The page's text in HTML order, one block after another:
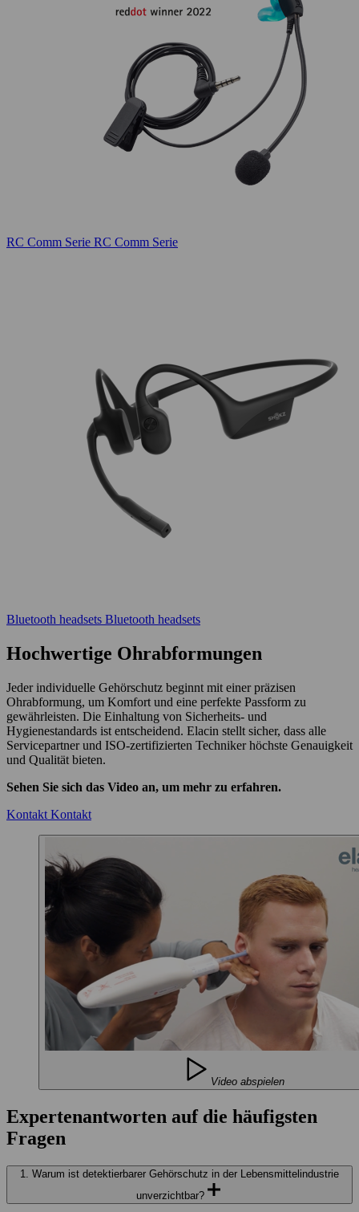
RC Comm Serie RC Comm Serie
Bluetooth headsets Bluetooth headsets
Hochwertige Ohrabformungen
Jeder individuelle Gehörschutz beginnt mit einer präzisen
Ohrabformung, um Komfort und eine perfekte Passform zu
gewährleisten. Die Einhaltung von Sicherheits- und
Hygienestandards ist entscheidend. Elacin stellt sicher, dass alle
Servicepartner und ISO-zertifizierten Techniker höchste Genauigkeit
und Qualität bieten.
Sehen Sie sich das Video an, um mehr zu erfahren.
Kontakt Kontakt
Video abspielen
Expertenantworten auf die häufigsten
Fragen
1. Warum ist detektierbarer Gehörschutz in der Lebensmittelindustrie
unverzichtbar?